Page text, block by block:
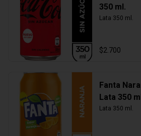
350 ml.
Lata 350 ml.
$2.700
Fanta
Lata 350
Lata 350 ml.